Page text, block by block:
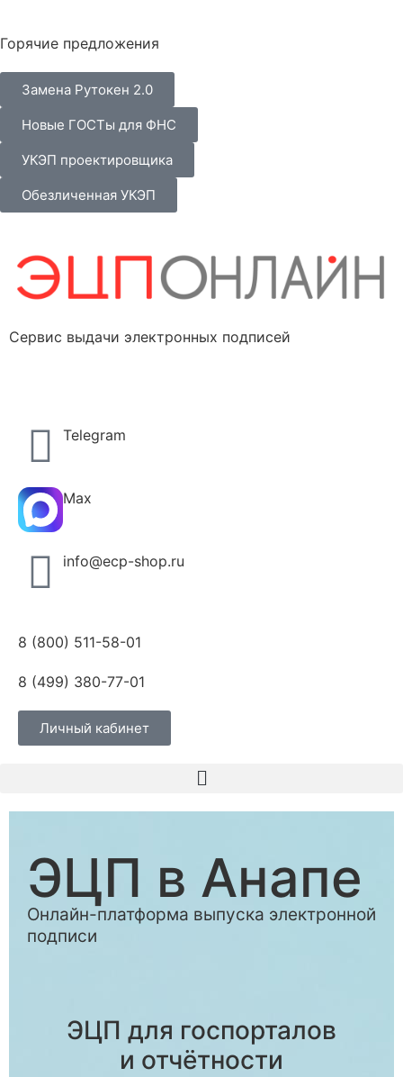
Горячие предложения
Замена Рутокен 2.0
Новые ГОСТы для ФНС
УКЭП проектировщика
Обезличенная УКЭП
Сервис выдачи электронных подписей
Telegram
Max
info@ecp-shop.ru
8 (800) 511-58-01
8 (499) 380-77-01
Личный кабинет
ЭЦП в Анапе
Онлайн-платформа выпуска электронной
подписи
ЭЦП для госпорталов
и отчётности